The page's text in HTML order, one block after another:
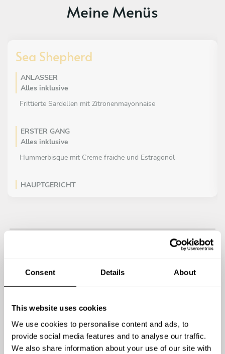
Consent Details About
This website uses cookies
We use cookies to personalise content and ads, to
provide social media features and to analyse our traffic.
We also share information about your use of our site with
Meine Menüs
Sea Shepherd
ANLASSER
Alles inklusive
Frittierte Sardellen mit Zitronenmayonnaise
ERSTER GANG
Alles inklusive
Hummerbisque mit Creme fraiche und Estragonöl
HAUPTGERICHT
Zitronen-Meringe-Tarte